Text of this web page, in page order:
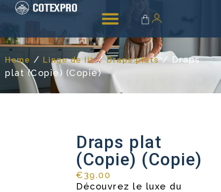
Home / Linge de lit/Draps plats/ Draps
plat (Copie) (Copie)
Draps plat
(Copie) (Copie)
€39.00
Découvrez le luxe du